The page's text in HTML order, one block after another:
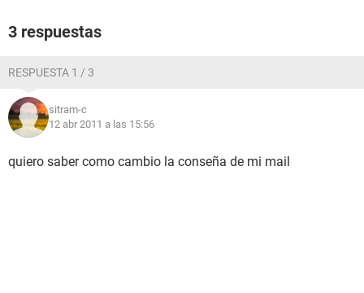
3 respuestas
RESPUESTA 1 / 3
sitram-c
12 abr 2011 a las 15:56
quiero saber como cambio la conseña de mi mail